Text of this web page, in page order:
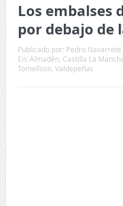
Los embalses
por debajo de
Publicado por: Pedro Navarrete
En: Almadén, Castilla La
Tomelloso, Valdepeñas